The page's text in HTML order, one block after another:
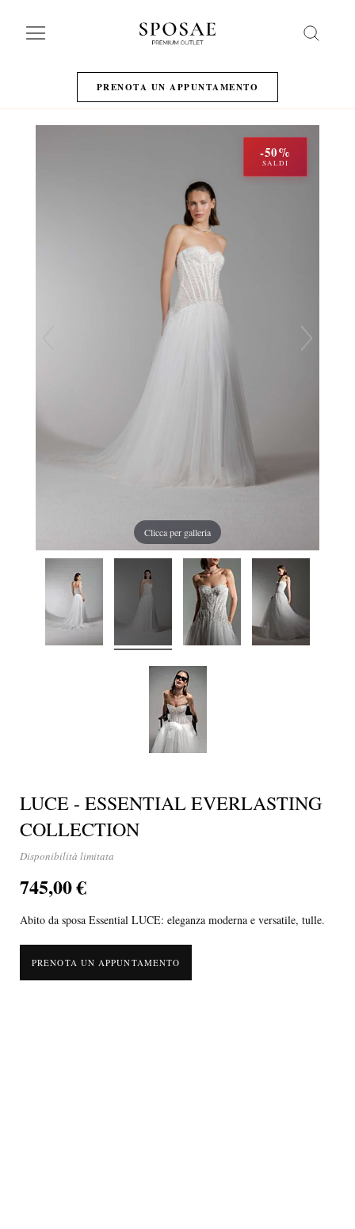
PRENOTA UN APPUNTAMENTO
-50%
SALDI
Clicca per galleria
LUCE - ESSENTIAL EVERLASTING
COLLECTION
Disponibilità limitata
745,00 €
Abito da sposa Essential LUCE: eleganza moderna e versatile, tulle.
PRENOTA UN APPUNTAMENTO